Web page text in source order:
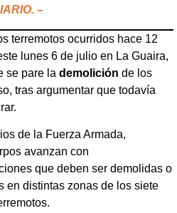
–
terremotos ocurridos hace 12
lunes 6 de julio en La Guaira,
se pare la demolición de los
tras argumentar que todavía
de la Fuerza Armada,
avanzan con
que deben ser demolidas o
en distintas zonas de los siete